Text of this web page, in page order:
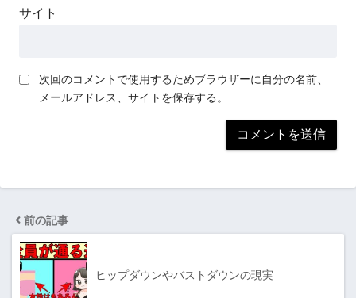
サイト
次回のコメントで使用するためブラウザーに自分の名前、
メールアドレス、サイトを保存する。
前の記事
ヒップダウンやバストダウンの現実